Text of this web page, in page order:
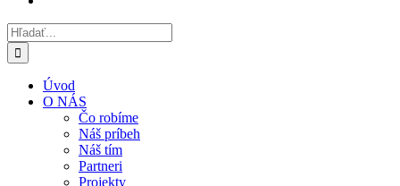
Hľadať:
Úvod
O NÁS
Čo robíme
Náš príbeh
Náš tím
Partneri
Projekty